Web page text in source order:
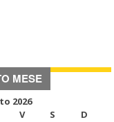
MESE
2026
V S
D